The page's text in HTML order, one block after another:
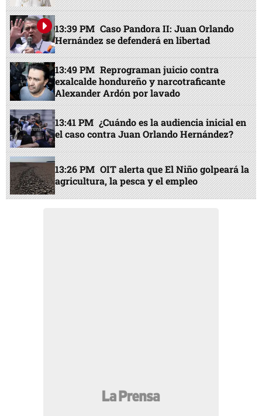
13:39 PM Caso Pandora II: Juan Orlando
Hernández se defenderá en libertad
13:49 PM Reprograman juicio contra
exalcalde hondureño y narcotraficante
Alexander Ardón por lavado
13:41 PM ¿Cuándo es la audiencia inicial en
el caso contra Juan Orlando Hernández?
13:26 PM OIT alerta que El Niño golpeará la
agricultura, la pesca y el empleo